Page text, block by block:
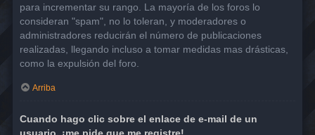
para incrementar su rango. La mayoría de los foros lo
consideran "spam", no lo toleran, y moderadores o
administradores reducirán el número de publicaciones
realizadas, llegando incluso a tomar medidas mas drásticas,
como la expulsión del foro.
Arriba
Cuando hago clic sobre el enlace de e-mail de un